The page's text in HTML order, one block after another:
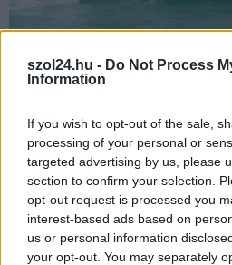
szol24.hu - Do Not Process
Information
If you wish to opt-out of the sale,
processing of your personal or
targeted advertising by us, please
section to confirm your selection.
opt-out request is processed you
interest-based ads based on
us or personal information
your opt-out. You may separately
Szolnokon idén is megrendezték a
legnépszerűbb japán és koreai
fesztiválját. A 2025-ös esemény
Ferenc Könyvtárban és a Kossuth
cosplay-verseny, japán tánctanítás,
harcművészeti bemutatók és K-
szerepelt –írja a Szol24.